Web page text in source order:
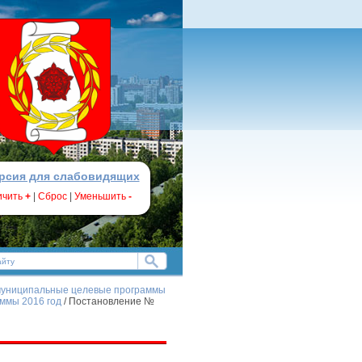
для слабовидящих
+ Сброс Уменьшить -
целевые программы
2016 год / Постановление №